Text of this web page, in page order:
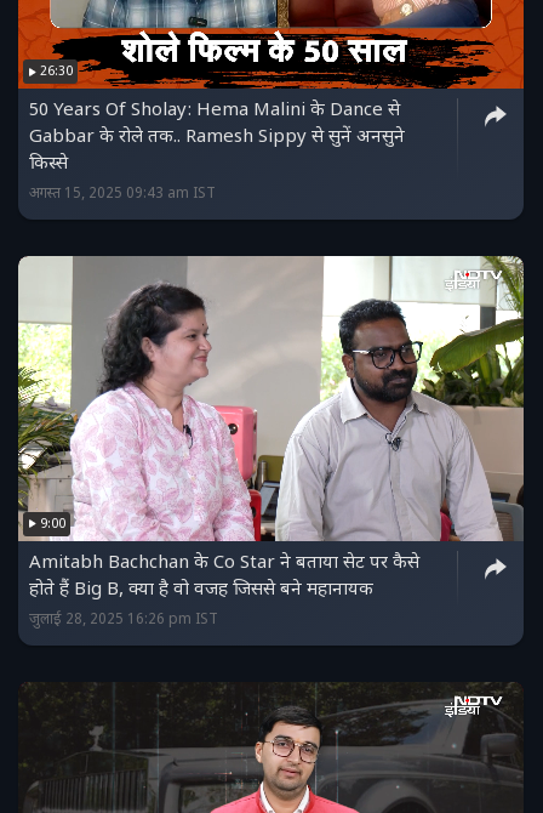
26:30
50 Years Of Sholay: Hema Malini के Dance से
Gabbar के रोले तक.. Ramesh Sippy से सुनें अनसुने
किस्से
अगस्त 15, 2025 09:43 am IST
9:00
Amitabh Bachchan के Co Star ने बताया सेट पर कैसे
होते हैं Big B, क्या है वो वजह जिससे बने महानायक
जुलाई 28, 2025 16:26 pm IST